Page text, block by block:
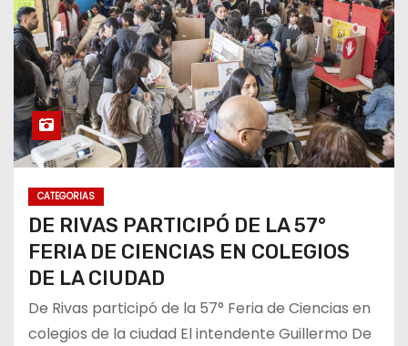
CATEGORIAS
DE RIVAS PARTICIPÓ DE LA 57°
FERIA DE CIENCIAS EN COLEGIOS
DE LA CIUDAD
De Rivas participó de la 57° Feria de Ciencias en
colegios de la ciudad El intendente Guillermo De